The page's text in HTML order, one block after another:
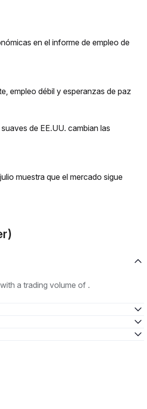
en el informe de empleo de
empleo débil y esperanzas de paz
de EE.UU. cambian las
muestra que el mercado sigue
a trading volume of .